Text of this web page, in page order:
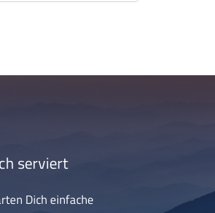
serviert
Dich einfache